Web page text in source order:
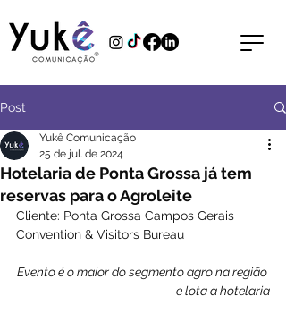
Post
Hotelaria de Ponta Grossa já tem
reservas para o Agroleite
Yukê Comunicação
25 de jul. de 2024
Cliente: Ponta Grossa Campos Gerais
Convention & Visitors Bureau
Evento é o maior do segmento agro na região
e lota a hotelaria